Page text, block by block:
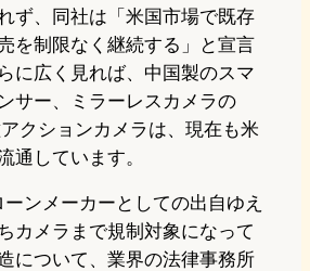
ず、同社は「米国市場で既存
を制限なく継続する」と宣言
に広く見れば、中国製のスマ
サー、ミラーレスカメラの
クションカメラは、現在も米
通しています。
ンメーカーとしての出自ゆえ
カメラまで規制対象になって
ついて、業界の法律事務所